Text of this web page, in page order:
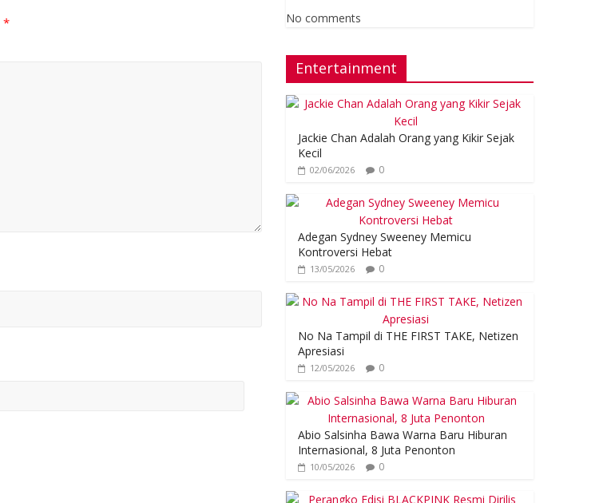
*
No comments
Entertainment
Jackie Chan Adalah Orang yang Kikir Sejak
Kecil
02/06/2026 0
Adegan Sydney Sweeney Memicu
Kontroversi Hebat
13/05/2026 0
No Na Tampil di THE FIRST TAKE, Netizen
Apresiasi
12/05/2026 0
Abio Salsinha Bawa Warna Baru Hiburan
Internasional, 8 Juta Penonton
10/05/2026 0